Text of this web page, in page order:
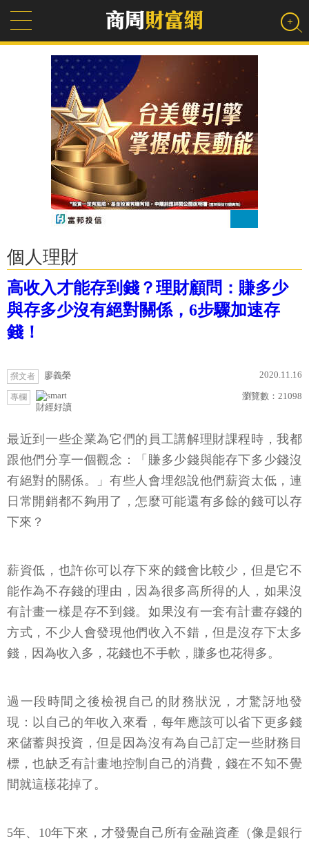
個人理財
高收入才能存到錢？理財顧問：賺多少
與存多少沒有絕對關係，6步驟加速存
錢！
撰文者 廖義榮 2020.11.16
專欄
財經好讀
瀏覽數： 21098
最近到一些企業為它們的員工講解理財課程時，我都
跟他們分享一個觀念：「賺多少錢與能存下多少錢沒
有絕對的關係。」有些人會埋怨說他們薪資太低，連
日常開銷都不夠用了，怎麼可能還有多餘的錢可以存
下來？
薪資低，也許你可以存下來的錢會比較少，但是它不
能作為不存錢的理由，因為很多高所得的人，如果沒
有計畫一樣是存不到錢。如果沒有一套有計畫存錢的
方式，不少人會發現他們收入不錯，但是沒存下太多
錢，因為收入多，花錢也不手軟，賺多也花得多。
過一段時間之後檢視自己的財務狀況，才驚訝地發
現：以自己的年收入來看，每年應該可以省下更多錢
來儲蓄與投資，但是因為沒有為自己訂定一些財務目
標，也缺乏有計畫地控制自己的消費，錢在不知不覺
間就這樣花掉了。
5年、10年下來，才發覺自己所有金融資產（像是銀行